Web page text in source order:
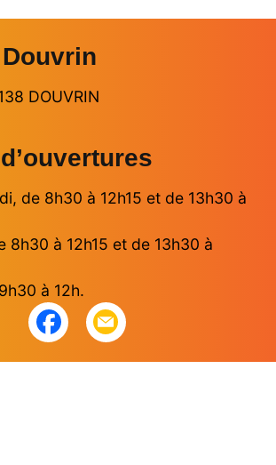
DOUVRIN
de 8h30 à 12h15 et de 13h30 à
8h30 à 12h15 et de 13h30 à
à 12h.